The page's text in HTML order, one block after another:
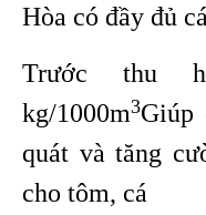
Hòa có đầy đủ
Trước thu
kg/1000m3Giúp
quát và tăng
cho tôm, cá